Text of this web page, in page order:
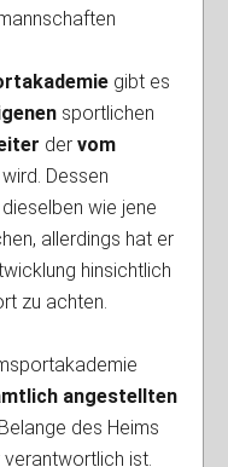
gibt es
sportlichen
der vom
Dessen
wie jene
allerdings hat er
hinsichtlich
zu achten.
angestellten
des Heims
ist.